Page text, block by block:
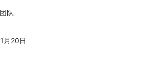
队
月20日